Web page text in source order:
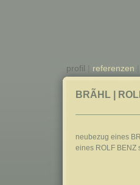
profil referenzen
BRÃHL |
neubezug eines
eines ROLF BENZ